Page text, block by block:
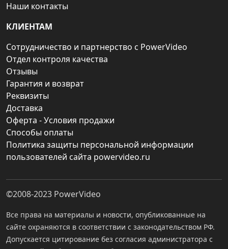
Наши контакты
КЛИЕНТАМ
Сотрудничество и партнерство с PowerVideo
Отдел контроля качества
Отзывы
Гарантия и возврат
Реквизиты
Доставка
Оферта - Условия продажи
Способы оплаты
Политика защиты персональной информации
пользователей сайта powervideo.ru
©2008-2023 PowerVideo
Все права на материалы и новости, опубликованные на
сайте охраняются в соответствии с законодательством РФ.
Допускается цитирование без согласия администратора с